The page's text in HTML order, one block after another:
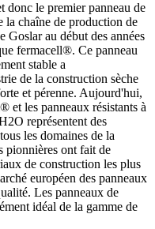
donc le premier panneau de
la chaîne de production de
au début des années
fermacell®. Ce panneau
stable a
de la construction sèche
et pérenne. Aujourd'hui,
et les panneaux résistants à
représentent des
les domaines de la
pionnières ont fait de
de construction les plus
européen des panneaux
Les panneaux de
idéal de la gamme de